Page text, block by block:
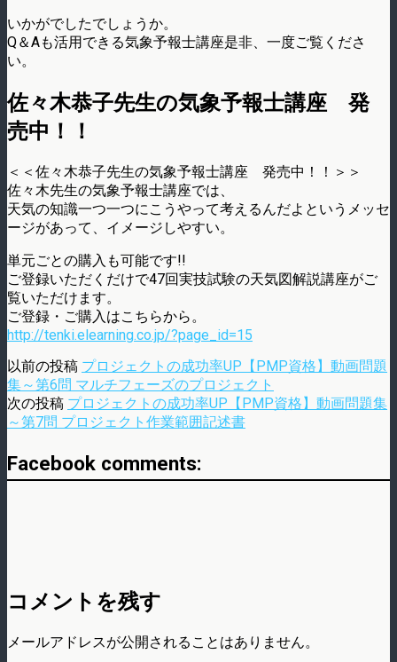
いかがでしたでしょうか。
Q＆Aも活用できる気象予報士講座是非、一度ご覧くださ
い。
佐々木恭子先生の気象予報士講座 発
売中！！
＜＜佐々木恭子先生の気象予報士講座 発売中！！＞＞
佐々木先生の気象予報士講座では、
天気の知識一つ一つにこうやって考えるんだよというメッセ
ージがあって、イメージしやすい。
単元ごとの購入も可能です!!
ご登録いただくだけで47回実技試験の天気図解説講座がご
覧いただけます。
ご登録・ご購入はこちらから。
http://tenki.elearning.co.jp/?page_id=15
以前の投稿 プロジェクトの成功率UP【PMP資格】動画問題
集～第6問 マルチフェーズのプロジェクト
次の投稿 プロジェクトの成功率UP【PMP資格】動画問題集
～第7問 プロジェクト作業範囲記述書
Facebook comments:
コメントを残す
メールアドレスが公開されることはありません。